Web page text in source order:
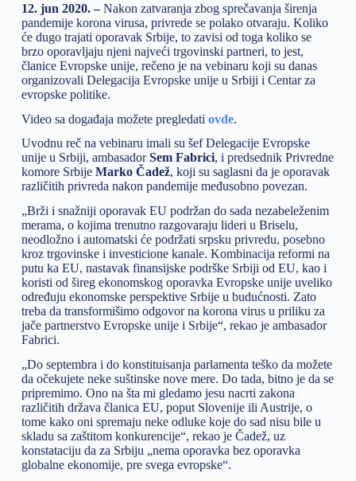
12. jun 2020. –Nakon zatvaranja zbog sprečavanja širenja
pandemije korona virusa, privrede se polako otvaraju. Koliko
će dugo trajati oporavak Srbije, to zavisi od toga koliko se
brzo oporavljaju njeni najveći trgovinski partneri, to jest,
članice Evropske unije, rečeno je na vebinaru koji su danas
organizovali Delegacija Evropske unije u Srbiji i Centar za
evropske politike.
Video sa događaja možete pregledati ovde.
Uvodnu reč na vebinaru imali su šef Delegacije Evropske
unije u Srbiji, ambasadorSem Fabrici, i predsednik Privredne
komore Srbije Marko Čadež, koji su saglasni da je oporavak
različitih privreda nakon pandemije međusobno povezan.
„Brži i snažniji oporavak EU podržan do sada nezabeleženim
merama, o kojima trenutno razgovaraju lideri u Briselu,
neodložno i automatski će podržati srpsku privredu, posebno
kroz trgovinske i investicione kanale. Kombinacija reformi na
putu ka EU, nastavak finansijske podrške Srbiji od EU, kao i
koristi od šireg ekonomskog oporavka Evropske unije uveliko
određuju ekonomske perspektive Srbije u budućnosti. Zato
treba da transformišimo odgovor na korona virus u priliku za
jače partnerstvo Evropske unije i Srbije“, rekao je ambasador
Fabrici.
„Do septembra i do konstituisanja parlamenta teško da možete
da očekujete neke suštinske nove mere. Do tada, bitno je da se
pripremimo. Ono na šta mi gledamo jesu nacrti zakona
različitih država članica EU, poput Slovenije ili Austrije, o
tome kako oni spremaju neke odluke koje do sad nisu bile u
skladu sa zaštitom konkurencije“, rekao je Čadež, uz
konstataciju da za Srbiju „nema oporavka bez oporavka
globalne ekonomije, pre svega evropske“.